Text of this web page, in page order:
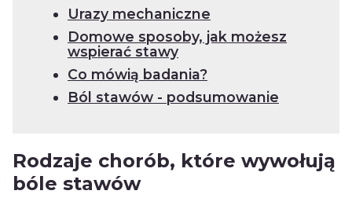
Urazy mechaniczne
Domowe sposoby, jak możesz
wspierać stawy
Co mówią badania?
Ból stawów - podsumowanie
Rodzaje chorób, które wywołują
bóle stawów